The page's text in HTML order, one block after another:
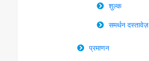
शुल्क
समर्थन दस्तावेज़
प्रमाणन